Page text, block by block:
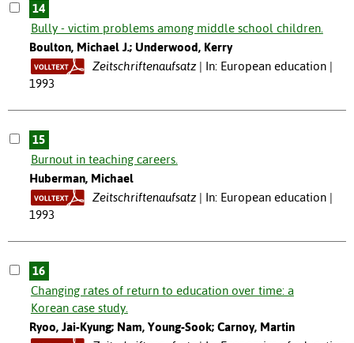
14
Bully - victim problems among middle school children.
Boulton, Michael J.; Underwood, Kerry
Zeitschriftenaufsatz
In: European education |
1993
15
Burnout in teaching careers.
Huberman, Michael
Zeitschriftenaufsatz
In: European education |
1993
16
Changing rates of return to education over time: a
Korean case study.
Ryoo, Jai-Kyung; Nam, Young-Sook; Carnoy, Martin